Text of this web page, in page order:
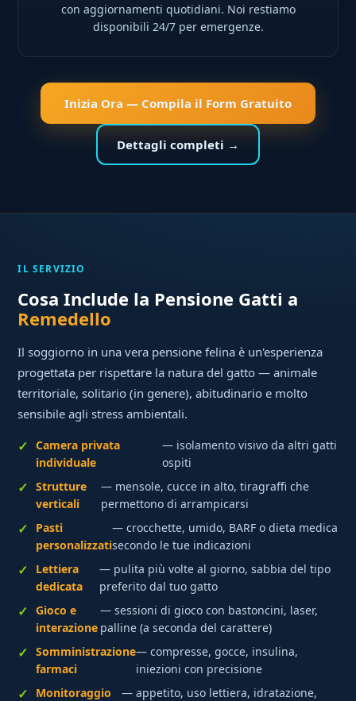
con aggiornamenti quotidiani. Noi restiamo
disponibili 24/7 per emergenze.
Inizia Ora — Compila il Form Gratuito
Dettagli completi →
IL SERVIZIO
Cosa Include la Pensione Gatti a
Remedello
Il soggiorno in una vera pensione felina è un'esperienza
progettata per rispettare la natura del gatto — animale
territoriale, solitario (in genere), abitudinario e molto
sensibile agli stress ambientali.
Camera privata
individuale
— isolamento visivo da altri gatti
ospiti
Strutture
verticali
— mensole, cucce in alto, tiragraffi che
permettono di arrampicarsi
Pasti
personalizzati
— crocchette, umido, BARF o dieta medica
secondo le tue indicazioni
Lettiera
dedicata
— pulita più volte al giorno, sabbia del tipo
preferito dal tuo gatto
Gioco e
interazione
— sessioni di gioco con bastoncini, laser,
palline (a seconda del carattere)
Somministrazione
farmaci
— compresse, gocce, insulina,
iniezioni con precisione
Monitoraggio
— appetito, uso lettiera, idratazione,